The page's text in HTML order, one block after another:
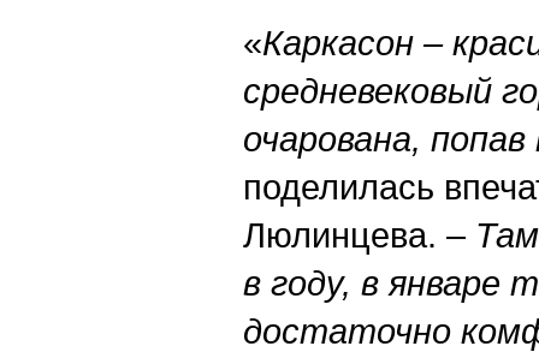
«Каркасон –
средневековый
очарована,
поделилась
Люлинцева. –
в году, в январе
достаточно